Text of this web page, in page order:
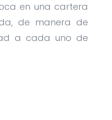
en una cartera
de manera de
a cada uno de